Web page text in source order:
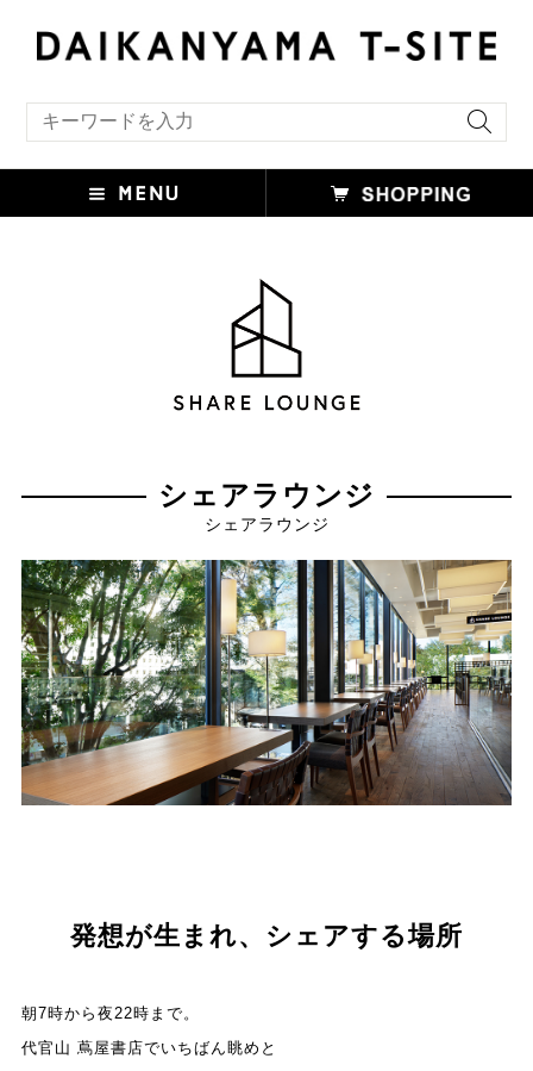
シェアラウンジ
シェアラウンジ
発想が生まれ、シェアする場所
朝7時から夜22時まで。
代官山 蔦屋書店でいちばん眺めと